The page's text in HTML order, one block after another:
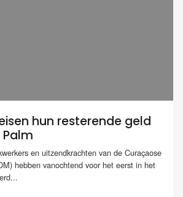
hun resterende geld
en uitzendkrachten van de Curaçaose
hebben vanochtend voor het eerst in het